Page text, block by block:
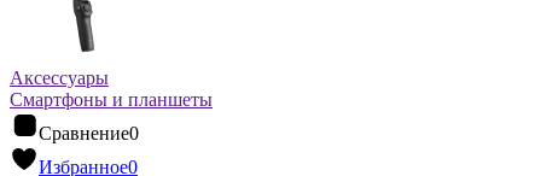
Аксессуары
Смартфоны и планшеты
Сравнение0
Избранное0